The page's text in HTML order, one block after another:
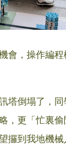
會，操作編
塔倒塌了，
，更「忙裏
攞到我地機